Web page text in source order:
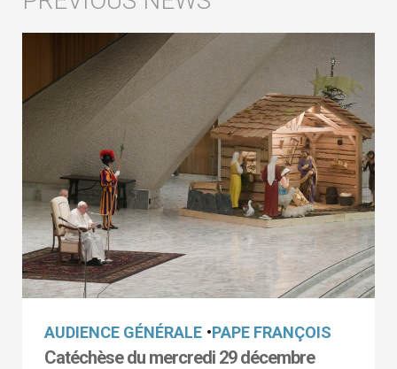
AUDIENCE GÉNÉRALE •PAPE FRANÇOIS
Catéchèse du mercredi 29 décembre